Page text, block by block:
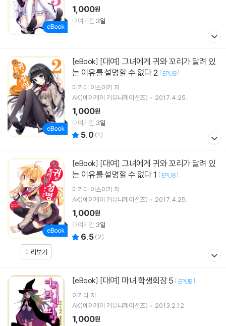
1,000원
대여기간 3일
[eBook]
는 이유를 설명할 수 없다 2 [ EPUB]
미카미 야스아키 저
AK(에이케이 커뮤니케이션즈)
2017.4.25.
1,000원
대여기간 3일
5.0 (1)
미리보기
[eBook]
는 이유를 설명할 수 없다 1 [ EPUB]
미카미 야스아키 저
AK(에이케이 커뮤니케이션즈)
2017.4.25.
1,000원
대여기간 3일
6.5(2)
[eBook] [대여] 마녀 학생회장 5 [ EPUB]
아키라저
AK(에이케이 커뮤니케이션즈)
2013.2.12.
1,000원